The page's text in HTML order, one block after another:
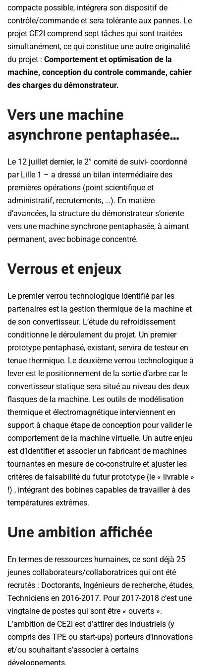
compacte possible, intégrera son dispositif de
contrôle/commande et sera tolérante aux pannes. Le
projet CE2I comprend sept tâches qui sont traitées
simultanément, ce qui constitue une autre originalité
du projet : Comportement et optimisation de la
machine, conception du controle commande, cahier
des charges du démonstrateur.
Vers une machine
asynchrone pentaphasée…
Le 12 juillet dernier, le 2° comité de suivi- coordonné
par Lille 1 – a dressé un bilan intermédiaire des
premières opérations (point scientifique et
administratif, recrutements, …). En matière
d’avancées, la structure du démonstrateur s’oriente
vers une machine synchrone pentaphasée, à aimant
permanent, avec bobinage concentré.
Verrous et enjeux
Le premier verrou technologique identifié par les
partenaires est la gestion thermique de la machine et
de son convertisseur. L’étude du refroidissement
conditionne le déroulement du projet. Un premier
prototype pentaphasé, existant, servira de testeur en
tenue thermique. Le deuxième verrou technologique à
lever est le positionnement de la sortie d’arbre car le
convertisseur statique sera situé au niveau des deux
flasques de la machine. Les outils de modélisation
thermique et électromagnétique interviennent en
support à chaque étape de conception pour valider le
comportement de la machine virtuelle. Un autre enjeu
est d’identifier et associer un fabricant de machines
tournantes en mesure de co-construire et ajuster les
critères de faisabilité du futur prototype (le « livrable »
!) , intégrant des bobines capables de travailler à des
températures extrêmes.
Une ambition affichée
En termes de ressources humaines, ce sont déjà 25
jeunes collaborateurs/collaboratrices qui ont été
recrutés : Doctorants, Ingénieurs de recherche, études,
Techniciens en 2016-2017. Pour 2017-2018 c’est une
vingtaine de postes qui sont être « ouverts ».
L’ambition de CE2I est d’attirer des industriels (y
compris des TPE ou start-ups) porteurs d’innovations
et/ou souhaitant s’associer à certains
développements.